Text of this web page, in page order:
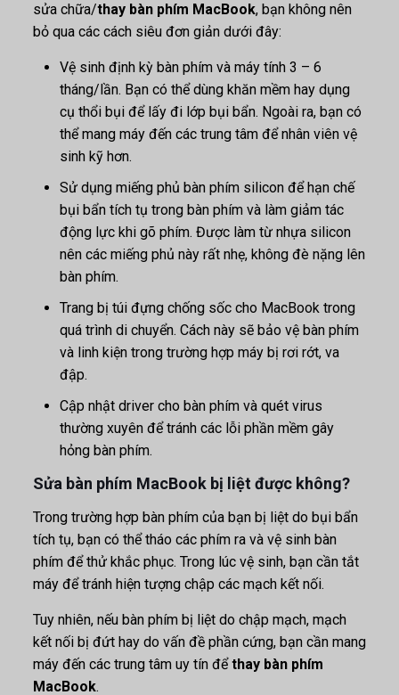
sửa chữa/thay bàn phím MacBook, bạn không nên
bỏ qua các cách siêu đơn giản dưới đây:
Vệ sinh định kỳ bàn phím và máy tính 3 – 6
tháng/lần. Bạn có thể dùng khăn mềm hay dụng
cụ thổi bụi để lấy đi lớp bụi bẩn. Ngoài ra, bạn có
thể mang máy đến các trung tâm để nhân viên vệ
sinh kỹ hơn.
Sử dụng miếng phủ bàn phím silicon để hạn chế
bụi bẩn tích tụ trong bàn phím và làm giảm tác
động lực khi gõ phím. Được làm từ nhựa silicon
nên các miếng phủ này rất nhẹ, không đè nặng lên
bàn phím.
Trang bị túi đựng chống sốc cho MacBook trong
quá trình di chuyển. Cách này sẽ bảo vệ bàn phím
và linh kiện trong trường hợp máy bị rơi rớt, va
đập.
Cập nhật driver cho bàn phím và quét virus
thường xuyên để tránh các lỗi phần mềm gây
hỏng bàn phím.
Sửa bàn phím MacBook bị liệt được không?
Trong trường hợp bàn phím của bạn bị liệt do bụi bẩn
tích tụ, bạn có thể tháo các phím ra và vệ sinh bàn
phím để thử khắc phục. Trong lúc vệ sinh, bạn cần tắt
máy để tránh hiện tượng chập các mạch kết nối.
Tuy nhiên, nếu bàn phím bị liệt do chập mạch, mạch
kết nối bị đứt hay do vấn đề phần cứng, bạn cần mang
máy đến các trung tâm uy tín đểthay bàn phím
MacBook.